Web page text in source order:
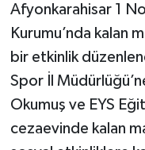
Afyonkarahisar 1
Kurumu’nda kalan
bir etkinlik
Spor İl
Okumuş ve EYS
cezaevinde kalan